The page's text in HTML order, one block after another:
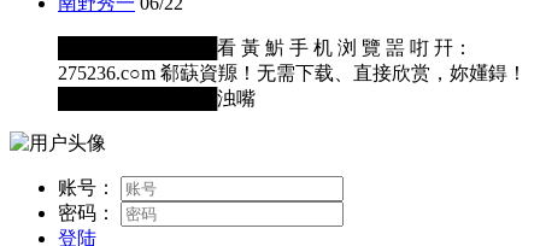
████████████看 黃 魸 手 机 浏 覽 噐 咑 幵：
275236.c○m 郗蒛資羱！无需下载、直接欣赏，妳嬞鍀！
████████████浊嘴
账号：
密码：
登陆